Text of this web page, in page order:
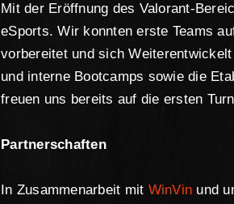
Mit der Eröffnung des Valorant-
eSports. Wir konnten erste Teams
vorbereitet und sich
und interne Bootcamps sowie die
freuen uns bereits auf die ersten
Partnerschaften
In Zusammenarbeit mit WinVin und